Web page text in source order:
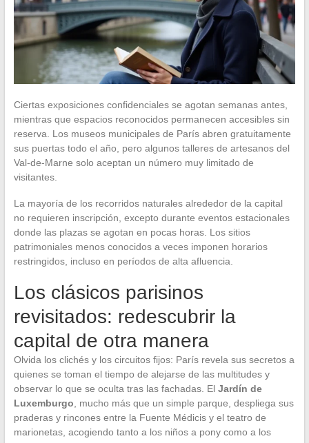
Ciertas exposiciones confidenciales se agotan semanas antes,
mientras que espacios reconocidos permanecen accesibles sin
reserva. Los museos municipales de París abren gratuitamente
sus puertas todo el año, pero algunos talleres de artesanos del
Val-de-Marne solo aceptan un número muy limitado de
visitantes.
La mayoría de los recorridos naturales alrededor de la capital
no requieren inscripción, excepto durante eventos estacionales
donde las plazas se agotan en pocas horas. Los sitios
patrimoniales menos conocidos a veces imponen horarios
restringidos, incluso en períodos de alta afluencia.
Los clásicos parisinos
revisitados: redescubrir la
capital de otra manera
Olvida los clichés y los circuitos fijos: París revela sus secretos a
quienes se toman el tiempo de alejarse de las multitudes y
observar lo que se oculta tras las fachadas. El Jardín de
Luxemburgo , mucho más que un simple parque, despliega sus
praderas y rincones entre la Fuente Médicis y el teatro de
marionetas, acogiendo tanto a los niños a pony como a los